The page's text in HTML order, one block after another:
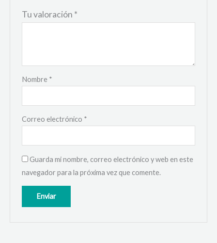
Tu valoración *
Nombre *
Correo electrónico *
Guarda mi nombre, correo electrónico y web en este
navegador para la próxima vez que comente.